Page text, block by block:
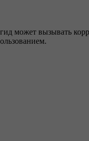
может вызывать